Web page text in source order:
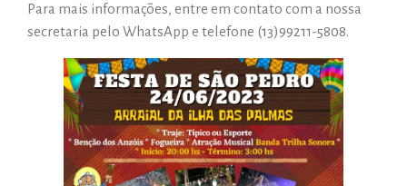
Para mais informações, entre em contato com a nossa
secretaria pelo WhatsApp e telefone (13)99211-5808.